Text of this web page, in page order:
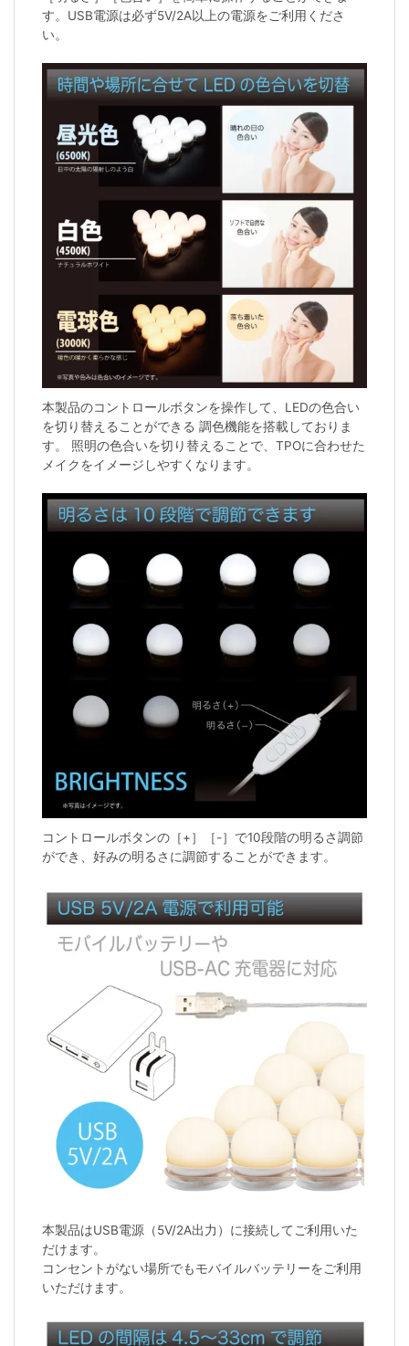
す。USB電源は必ず5V/2A以上の電源をご利用くださ
い。
本製品のコントロールボタンを操作して、LEDの色合い
を切り替えることができる 調色機能を搭載しておりま
す。 照明の色合いを切り替えることで、TPOに合わせた
メイクをイメージしやすくなります。
コントロールボタンの［+］［-］で10段階の明るさ調節
ができ、好みの明るさに調節することができます。
本製品はUSB電源（5V/2A出力）に接続してご利用いた
だけます。
コンセントがない場所でもモバイルバッテリーをご利用
いただけます。